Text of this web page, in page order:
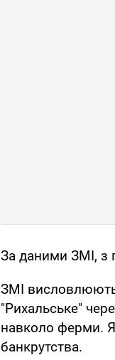
За даними ЗМІ, з
ЗМІ
"Рихальське"
навколо ферми.
банкрутства.